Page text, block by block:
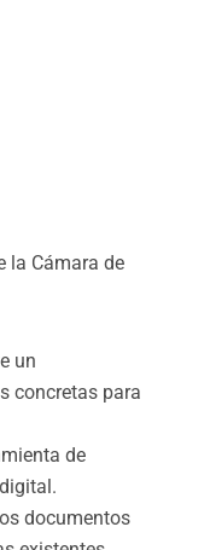
para
proceso de
de la